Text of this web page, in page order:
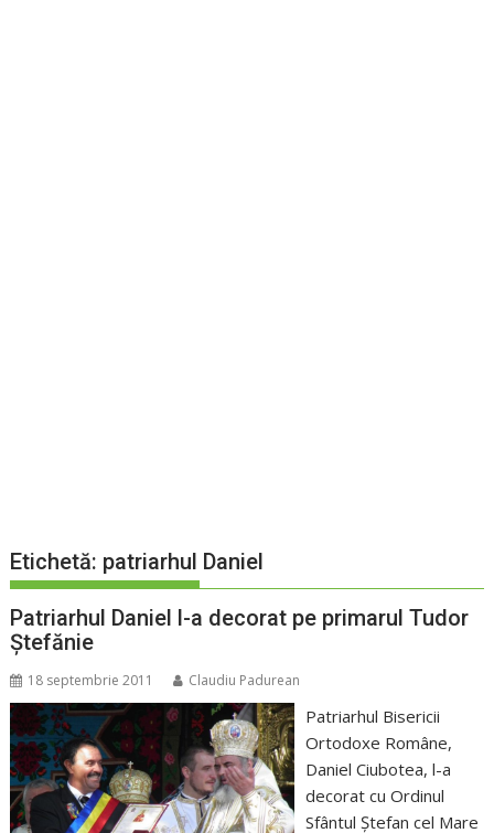
Etichetă: patriarhul Daniel
Patriarhul Daniel l-a decorat pe primarul Tudor
Ștefănie
18 septembrie 2011 Claudiu Padurean
Patriarhul Bisericii
Ortodoxe Române,
Daniel Ciubotea, l-a
decorat cu Ordinul
Sfântul Ștefan cel Mare